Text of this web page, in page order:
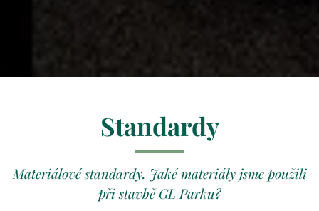
Standardy
Materiálové standardy. Jaké materiály jsme použili
při stavbě GL Parku?